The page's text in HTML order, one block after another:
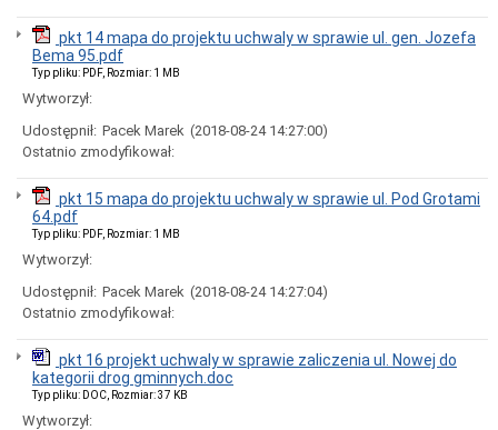
pomoc
prawna
Nieruchomości
do
zbycia
(sprzedaż,
użytkowanie
wieczyste)
Nieruchomości
przeznaczone
wydzierżawienia,
najmu
Nieruchomości
przeznaczone
do
wydzierżawienia,
najmu
(Zarząd
Dróg
pkt 14 mapa do projektu uchwaly w sprawie ul. gen. Jozefa
Bema 95.pdf
Typ pliku: PDF, Rozmiar: 1 MB
Wytworzył:
Udostępnił: Pacek Marek (2018-08-24 14:27:00)
Ostatnio zmodyfikował:
pkt 15 mapa do projektu uchwaly w sprawie ul. Pod Grotami
64.pdf
Typ pliku: PDF, Rozmiar: 1 MB
Wytworzył:
Udostępnił: Pacek Marek (2018-08-24 14:27:04)
Ostatnio zmodyfikował:
pkt 16 projekt uchwaly w sprawie zaliczenia ul. Nowej do
kategorii drog gminnych.doc
Typ pliku: DOC, Rozmiar: 37 KB
Wytworzył: